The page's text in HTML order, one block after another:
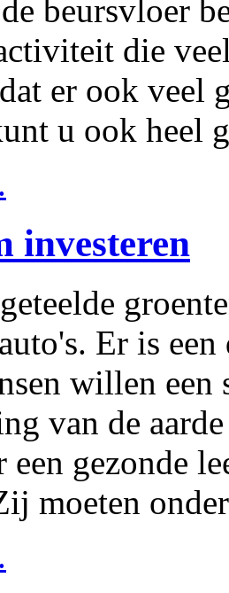
beursvloer
die
er ook veel
u ook heel
investeren
Er is
willen een
van de
een gezonde
moeten